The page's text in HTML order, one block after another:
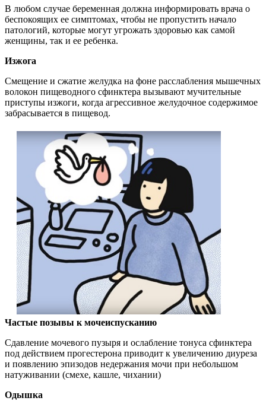
В любом случае беременная должна информировать врача о
беспокоящих ее симптомах, чтобы не пропустить начало
патологий, которые могут угрожать здоровью как самой
женщины, так и ее ребенка.
Изжога
Смещение и сжатие желудка на фоне расслабления мышечных
волокон пищеводного сфинктера вызывают мучительные
приступы изжоги, когда агрессивное желудочное содержимое
забрасывается в пищевод.
Частые позывы к мочеиспусканию
Сдавление мочевого пузыря и ослабление тонуса сфинктера
под действием прогестерона приводит к увеличению диуреза
и появлению эпизодов недержания мочи при небольшом
натуживании (смехе, кашле, чихании)
Одышка